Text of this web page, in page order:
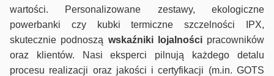
wartości. Personalizowane zestawy, ekologiczne
powerbanki czy kubki termiczne szczelności IPX,
skutecznie podnoszą wskaźniki lojalnościpracowników
oraz klientów. Nasi eksperci pilnują każdego detalu
procesu realizacji oraz jakości i certyfikacji (m.in. GOTS